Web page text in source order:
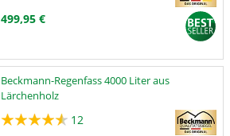
499,95 €
Beckmann-Regenfass 4000 Liter aus
Lärchenholz
12